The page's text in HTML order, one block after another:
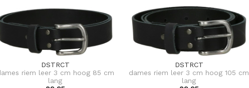
DSTRCT
riem leer 3 cm hoog 85 cm
lang
DSTRCT
dames riem leer 3 cm hoog 105 cm
lang